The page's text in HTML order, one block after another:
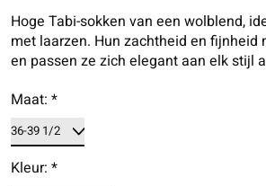
Hoge Tabi-sokken van een wolblend,
met laarzen. Hun zachtheid en fijnheid
en passen ze zich elegant aan elk stijl
Maat: *
Kleur: *